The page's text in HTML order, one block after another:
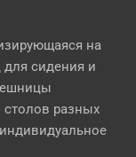
на
сидения и
столов разных